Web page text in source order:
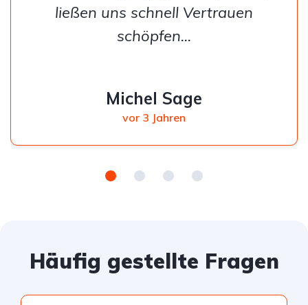
ließen uns schnell Vertrauen
schöpfen...
Michel Sage
vor 3 Jahren
Häufig gestellte Fragen